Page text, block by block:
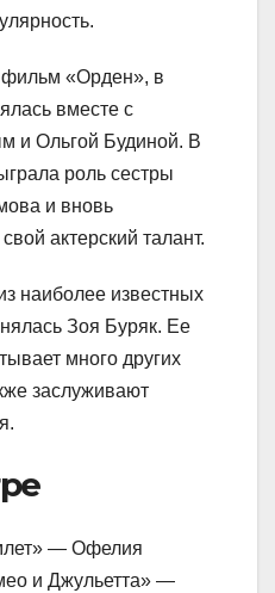
фильм «Орден», в
вместе с
и Ольгой Будиной. В
роль сестры
и вновь
актерский талант.
наиболее известных
Зоя Буряк. Ее
много других
заслуживают
— Офелия
и Джульетта» —